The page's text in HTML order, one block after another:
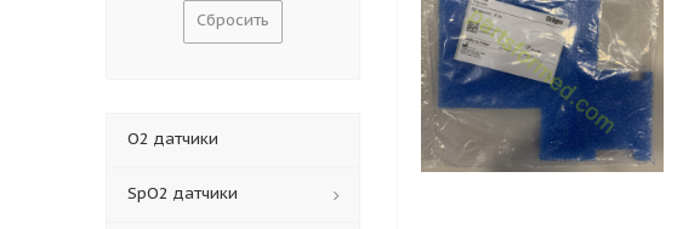
Сбросить
O2 датчики
SpO2 датчики